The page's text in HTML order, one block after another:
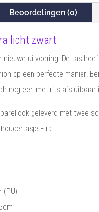
Beoordelingen (0)
licht zwart
nieuwe uitvoering! De tas
op een perfecte manier!
nog een met rits afsluitbaar
ook geleverd met twee
Fira.
(PU)